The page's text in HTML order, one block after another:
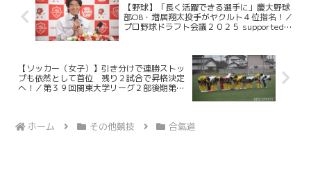
【野球】「長く活躍できる選手に」慶大野球
部OB・増居翔太投手がヤクルト４位指名！／
プロ野球ドラフト会議２０２５ supported
【ソッカー（女子）】引き分けで連勝ストッ
プも依然として首位 残り２試合で昇格決定
へ！／第３９回関東大学リーグ２部後期第７
ホーム その他競技 合氣道